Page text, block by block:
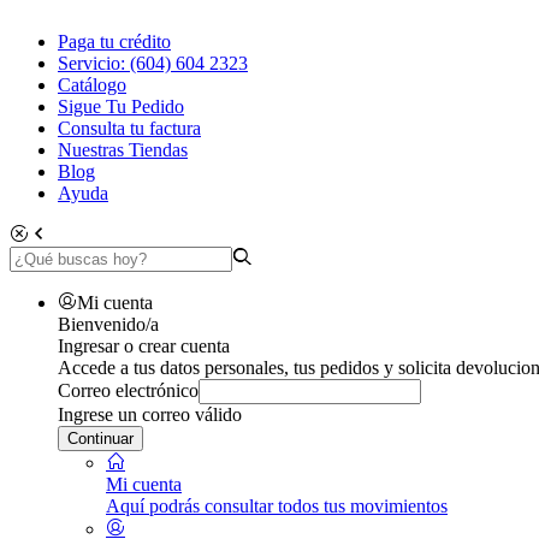
Paga tu crédito
Servicio: (604) 604 2323
Catálogo
Sigue Tu Pedido
Consulta tu factura
Nuestras Tiendas
Blog
Ayuda
Mi cuenta
Bienvenido/a
Ingresar o crear cuenta
Accede a tus datos personales, tus pedidos y solicita
Correo electrónico
Ingrese un correo válido
Continuar
Mi cuenta
Aquí podrás consultar todos tus movimientos